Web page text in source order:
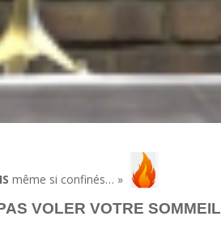
même si confinés… »
VOLER VOTRE SOMMEIL